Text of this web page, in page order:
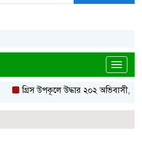
গ্রিস উপকূলে উদ্ধার ২০২ অভিবাসী,